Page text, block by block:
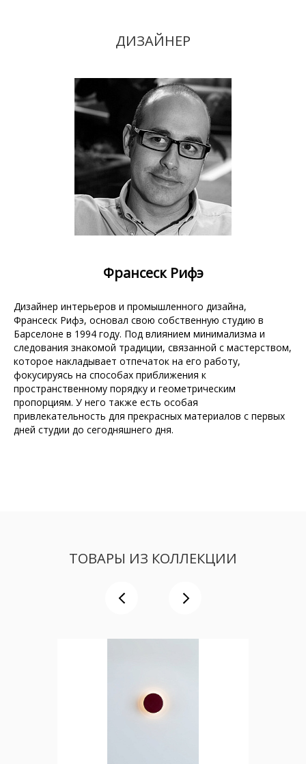
ДИЗАЙНЕР
Франсеск Рифэ
Дизайнер интерьеров и промышленного дизайна,
Франсеск Рифэ, основал свою собственную студию в
Барселоне в 1994 году. Под влиянием минимализма и
следования знакомой традиции, связанной с мастерством,
которое накладывает отпечаток на его работу,
фокусируясь на способах приближения к
пространственному порядку и геометрическим
пропорциям. У него также есть особая
привлекательность для прекрасных материалов с первых
дней студии до сегодняшнего дня.
ТОВАРЫ ИЗ КОЛЛЕКЦИИ